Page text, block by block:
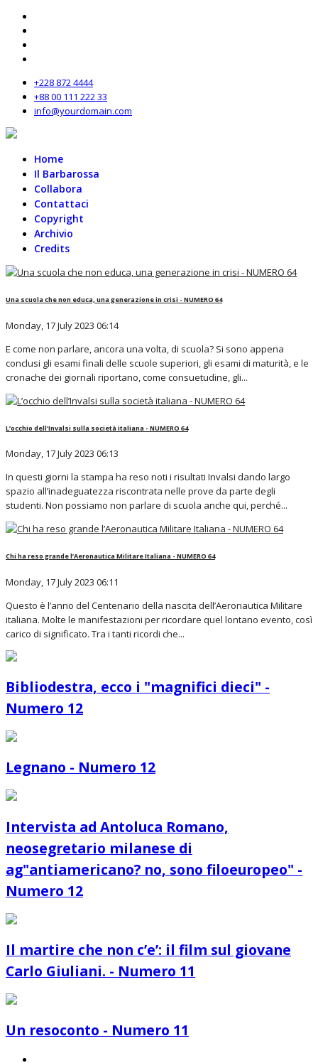
+228 872 4444
+88 00 111 222 33
info@yourdomain.com
Home
Il Barbarossa
Collabora
Contattaci
Copyright
Archivio
Credits
Una scuola che non educa, una generazione in crisi - NUMERO 64
Monday, 17 July 2023 06:14
E come non parlare, ancora una volta, di scuola? Si sono appena
conclusi gli esami finali delle scuole superiori, gli esami di maturità, e le
cronache dei giornali riportano, come consuetudine, gli...
L’occhio dell’Invalsi sulla società italiana - NUMERO 64
Monday, 17 July 2023 06:13
In questi giorni la stampa ha reso noti i risultati Invalsi dando largo
spazio all’inadeguatezza riscontrata nelle prove da parte degli
studenti. Non possiamo non parlare di scuola anche qui, perché...
Chi ha reso grande l’Aeronautica Militare Italiana - NUMERO 64
Monday, 17 July 2023 06:11
Questo è l’anno del Centenario della nascita dell’Aeronautica Militare
italiana. Molte le manifestazioni per ricordare quel lontano evento, così
carico di significato. Tra i tanti ricordi che...
Bibliodestra, ecco i "magnifici dieci" -
Numero 12
Legnano - Numero 12
Intervista ad Antoluca Romano,
neosegretario milanese di
ag"antiamericano? no, sono filoeuropeo" -
Numero 12
Il martire che non c’e’: il film sul giovane
Carlo Giuliani. - Numero 11
Un resoconto - Numero 11